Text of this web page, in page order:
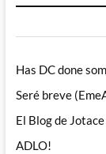
Has DC done
Seré breve
El Blog de Jotace
ADLO!